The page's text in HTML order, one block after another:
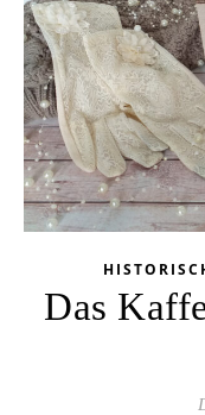
Das